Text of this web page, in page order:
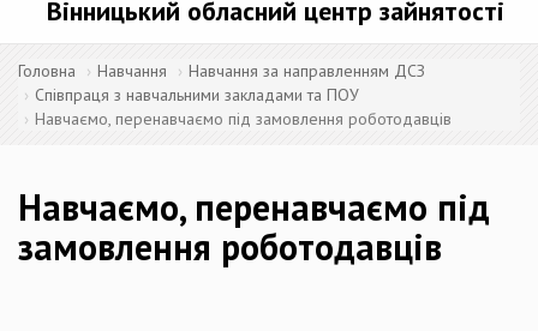
Вінницький обласний центр зайнятості
Головна Навчання
Навчання за направленням ДСЗ
Співпраця з навчальними закладами та ПОУ
Навчаємо, перенавчаємо під замовлення роботодавців
Навчаємо, перенавчаємо під
замовлення роботодавців